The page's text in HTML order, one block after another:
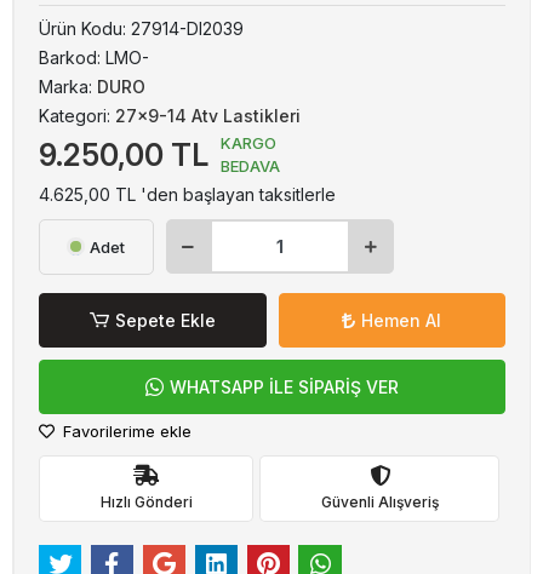
Ürün Kodu: 27914-DI2039
Barkod: LMO-
Marka: DURO
Kategori: 27x9-14 Atv Lastikleri
9.250,00 TL
KARGO
BEDAVA
4.625,00 TL 'den başlayan taksitlerle
Adet
Sepete Ekle Hemen Al
WHATSAPP İLE SİPARİŞ VER
Favorilerime ekle
Hızlı Gönderi Güvenli Alışveriş